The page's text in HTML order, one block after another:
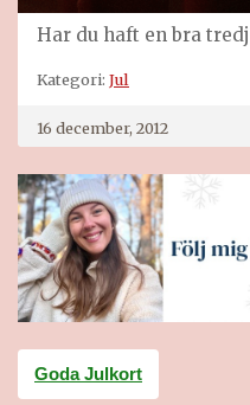
Har du haft en bra
Kategori: Jul
16 december, 2012
Inläggsnavigering
Goda Julkort